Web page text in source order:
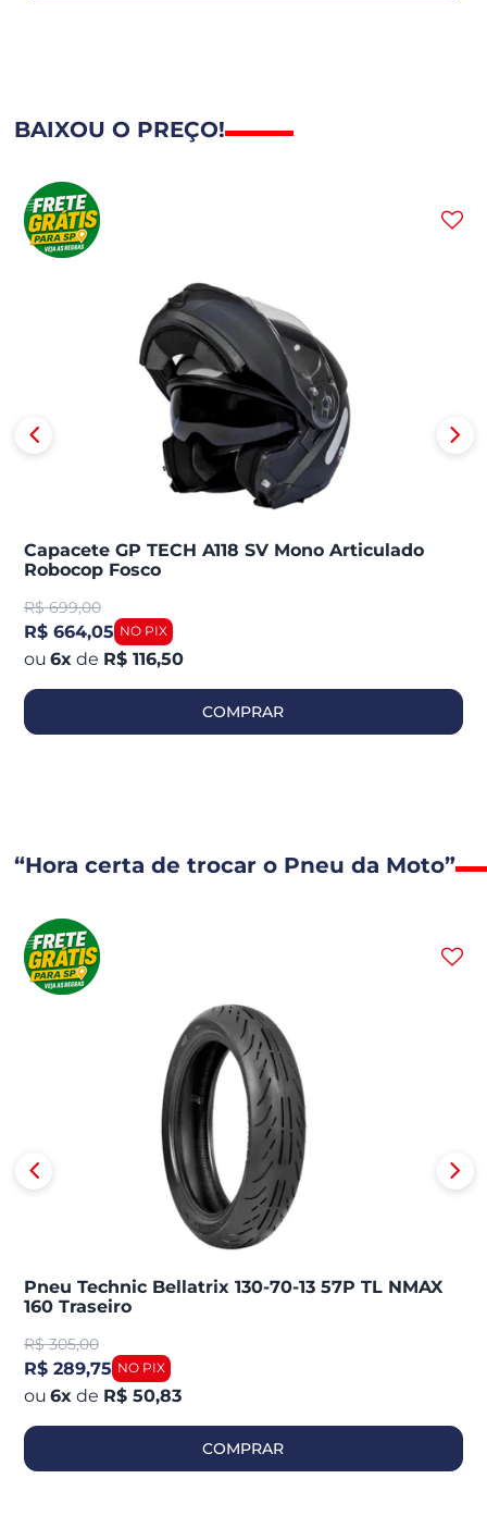
BAIXOU O PREÇO!
Capacete GP TECH A118 SV Mono Articulado
Robocop Fosco
R$ 699,00
R$ 664,05
6x de R$ 116,50
COMPRAR
“Hora certa de trocar o Pneu da Moto”
Pneu Technic Bellatrix 130-70-13 57P TL NMAX
160 Traseiro
R$ 305,00
R$ 289,75
6x de R$ 50,83
COMPRAR